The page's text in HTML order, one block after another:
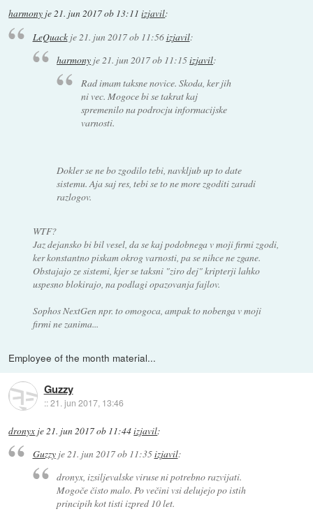
harmony je21. jun 2017 ob 13:11 izjavil:
LeQuackje21. jun 2017 ob 11:56izjavil:
harmony je 21. jun 2017 ob 11:15izjavil:
Rad imam taksne novice. Skoda, ker jih
ni vec. Mogoce bi se takrat kaj
spremenilo na podrocju informacijske
varnosti.
Dokler se ne bo zgodilo tebi, navkljub up to date
sistemu. Aja saj res, tebi se to ne more zgoditi zaradi
razlogov.
WTF?
Jaz dejansko bi bil vesel, da se kaj podobnega v moji firmi zgodi,
ker konstantno piskam okrog varnosti, pa se nihce ne zgane.
Obstajajo ze sistemi, kjer se taksni "ziro dej" kripterji lahko
uspesno blokirajo, na podlagi opazovanja fajlov.
Sophos NextGen npr. to omogoca, ampak to nobenga v moji
firmi ne zanima...
Employee of the month material...
Guzzy
::21. jun 2017, 13:46
dronyx je21. jun 2017 ob 11:44izjavil:
Guzzyje21. jun 2017 ob 11:35izjavil:
dronyx, izsiljevalske viruse ni potrebno razvijati.
Mogoče čisto malo. Po večini vsi delujejo po istih
principih kot tisti izpred 10 let.